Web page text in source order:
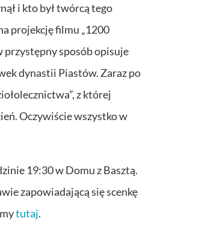
i kto był twórcą tego
projekcję filmu „1200
przystępny sposób opisuje
dynastii Piastów. Zaraz po
z której
Oczywiście wszystko w
19:30 w Domu z Basztą.
zapowiadającą się scenkę
tutaj.